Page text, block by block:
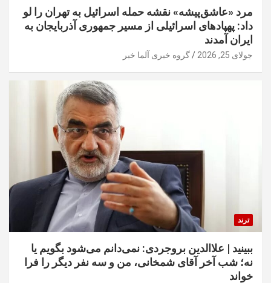
مرد «عاشق‌پیشه» نقشه حمله اسرائیل به تهران را لو
داد: پهپادهای اسرائیلی از مسیر جمهوری آذربایجان به
ایران آمدند
جولای 25, 2026 گروه خبری آلما خبر
ترند
ببینید | علاالدین بروجردی: نمی‌دانم می‌شود بگویم یا
نه؛ شب آخر آقای شمخانی، من و سه نفر دیگر را فرا
خواند